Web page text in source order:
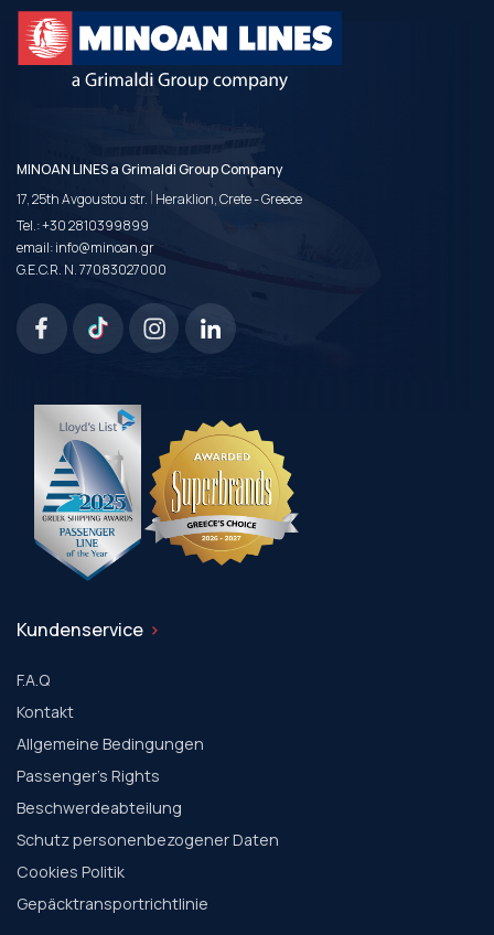
MINOAN LINES a Grimaldi Group Company
17, 25th Avgoustou str. | Heraklion, Crete - Greece
Tel.:+30 2810399899
email:info@minoan.gr
G.E.C.R. N. 77083027000
Kundenservice
F.A.Q
Kontakt
Allgemeine Bedingungen
Passenger's Rights
Beschwerdeabteilung
Schutz personenbezogener Daten
Cookies Politik
Gepäcktransportrichtlinie